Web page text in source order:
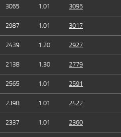
3065 1.01 3095
2987 1.01 3017
2439 1.20 2927
2138 1.30 2779
2565 1.01 2591
2398 1.01 2422
2337 1.01 2360